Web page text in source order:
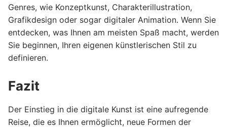
Genres, wie Konzeptkunst, Charakterillustration,
Grafikdesign oder sogar digitaler Animation. Wenn Sie
entdecken, was Ihnen am meisten Spaß macht, werden
Sie beginnen, Ihren eigenen künstlerischen Stil zu
definieren.
Fazit
Der Einstieg in die digitale Kunst ist eine aufregende
Reise, die es Ihnen ermöglicht, neue Formen der